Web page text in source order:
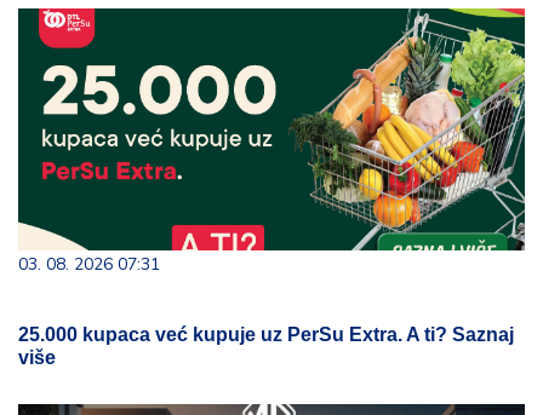
03. 08. 2026 07:31
25.000 kupaca već kupuje uz PerSu Extra. A ti? Saznaj
više